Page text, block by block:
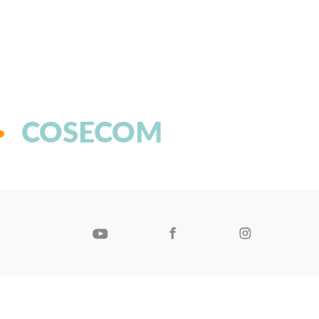
COSECOM